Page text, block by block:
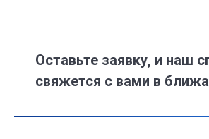
Оставьте заявку, и наш
свяжется с вами в